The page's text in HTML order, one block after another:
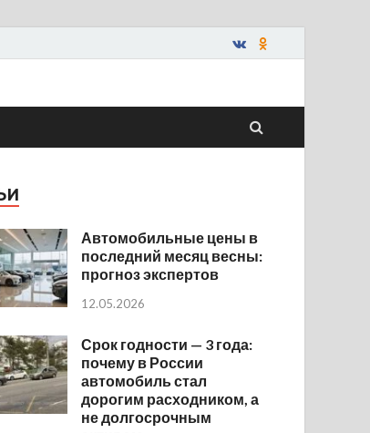
Автомобильные цены в
последний месяц весны:
прогноз экспертов
12.05.2026
Срок годности — 3 года:
почему в России
автомобиль стал
дорогим расходником, а
не долгосрочным